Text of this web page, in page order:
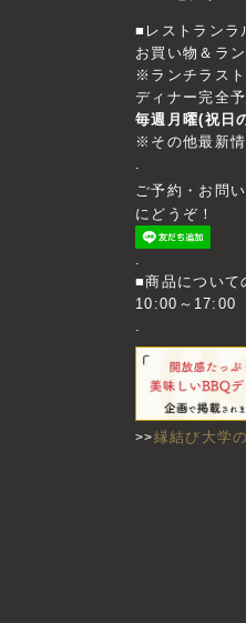
■レストランラ
お買い物＆ラ
※ランチラス
ディナー完全
毎週月曜(祝日
※その他最新
.
ご予約・お問
にどうぞ！
.
■商品について
10:00～17:00
.
>>縁結び大学